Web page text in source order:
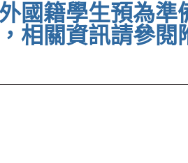
國籍學生預為準
相關資訊請參閱